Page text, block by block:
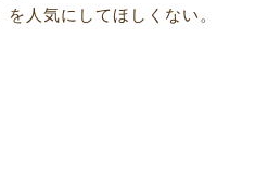
人気にしてほしくない。